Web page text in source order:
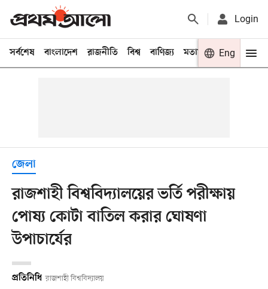
Login
সর্বশেষ বাংলাদেশ রাজনীতি বিশ্ব বাণিজ্য মতামত খেলা
Eng
জেলা
রাজশাহী বিশ্ববিদ্যালয়ের ভর্তি পরীক্ষায়
পোষ্য কোটা বাতিল করার ঘোষণা
উপাচার্যের
প্রতিনিধি রাজশাহী বিশ্ববিদ্যালয়